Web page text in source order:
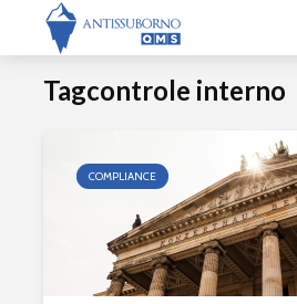
Tagcontrole interno
COMPLIANCE